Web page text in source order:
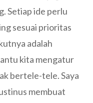
Setiap ide perlu
sesuai prioritas
adalah
kita mengatur
bertele-tele. Saya
membuat